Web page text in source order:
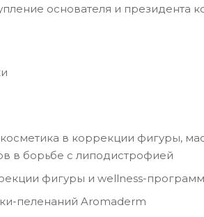
основателя и президента
в коррекции фигуры,
в борьбе с липодистрофией
фигуры и wellness-
пеленаний Aromaderm